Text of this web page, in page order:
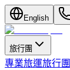
English
旅行團
專業旅運旅行團